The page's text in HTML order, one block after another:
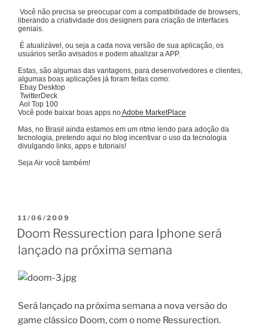
Você não precisa se preocupar com a compatibilidade de browsers,
liberando a criatividade dos designers para criação de interfaces
geniais.
É atualizável, ou seja a cada nova versão de sua aplicação, os
usuários serão avisados e podem atualizar a APP.
Estas, são algumas das vantagens, para desenvolvedores e clientes,
algumas boas aplicações já foram feitas como:
Ebay Desktop
TwitterDeck
Aol Top 100
Você pode baixar boas apps noAdobe MarketPlace
Mas, no Brasil ainda estamos em um ritmo lendo para adoção da
tecnologia, pretendo aqui no blog incentivar o uso da tecnologia
divulgando links, apps e tutoriais!
Seja Air você também!
PUBLICADO
EM
11/06/2009
Doom Ressurection para Iphone será
lançado na próxima semana
Será lançado na próxima semana a nova versão do
game clássico Doom, com o nome Ressurection.